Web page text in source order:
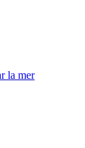
la mer